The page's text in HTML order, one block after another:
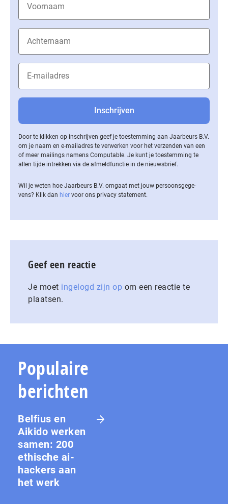
Door te klikken op inschrijven geef je toestemming aan Jaarbeurs B.V.
om je naam en e-mailadres te verwerken voor het verzenden van een
of meer mailings namens Computable. Je kunt je toestemming te
allen tijde intrekken via de af­meld­func­tie in de nieuwsbrief.
Wil je weten hoe Jaarbeurs B.V. omgaat met jouw per­soons­ge­ge­
vens? Klik dan hier voor ons privacy statement.
Geef een reactie
Je moet ingelogd zijn op om een reactie te
plaatsen.
Populaire
berichten
Belfius en
Aikido werken
samen: 200
ethische ai-
hackers aan
het werk